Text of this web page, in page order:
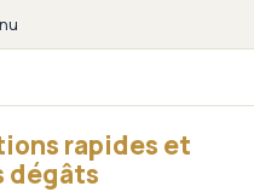
rapides et
dégâts